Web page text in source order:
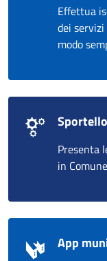
Effettua
dei
modo
Presenta
in Comune
App